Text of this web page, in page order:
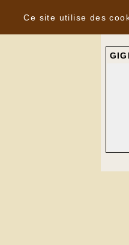
Ce site utilise des